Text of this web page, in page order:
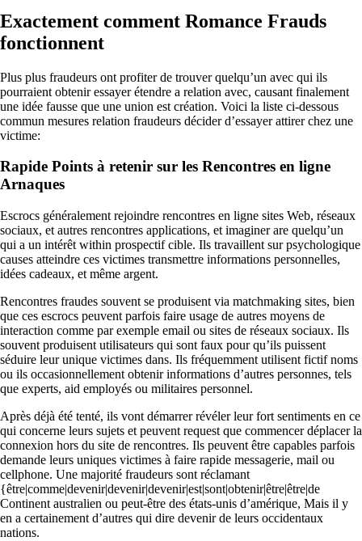
Exactement comment Romance Frauds
fonctionnent
Plus plus fraudeurs ont profiter de trouver quelqu’un avec qui ils
pourraient obtenir essayer étendre a relation avec, causant finalement
une idée fausse que une union est création. Voici la liste ci-dessous
commun mesures relation fraudeurs décider d’essayer attirer chez une
victime:
Rapide Points à retenir sur les Rencontres en ligne
Arnaques
Escrocs généralement rejoindre rencontres en ligne sites Web, réseaux
sociaux, et autres rencontres applications, et imaginer are quelqu’un
qui a un intérêt within prospectif cible. Ils travaillent sur psychologique
causes atteindre ces victimes transmettre informations personnelles,
idées cadeaux, et même argent.
Rencontres fraudes souvent se produisent via matchmaking sites, bien
que ces escrocs peuvent parfois faire usage de autres moyens de
interaction comme par exemple email ou sites de réseaux sociaux. Ils
souvent produisent utilisateurs qui sont faux pour qu’ils puissent
séduire leur unique victimes dans. Ils fréquemment utilisent fictif noms
ou ils occasionnellement obtenir informations d’autres personnes, tels
que experts, aid employés ou militaires personnel.
Après déjà été tenté, ils vont démarrer révéler leur fort sentiments en ce
qui concerne leurs sujets et peuvent request que commencer déplacer la
connexion hors du site de rencontres. Ils peuvent être capables parfois
demande leurs uniques victimes à faire rapide messagerie, mail ou
cellphone. Une majorité fraudeurs sont réclamant
{être|comme|devenir|devenir|devenir|est|sont|obtenir|être|être|de
Continent australien ou peut-être des états-unis d’amérique, Mais il y
en a certainement d’autres qui dire devenir de leurs occidentaux
nations.